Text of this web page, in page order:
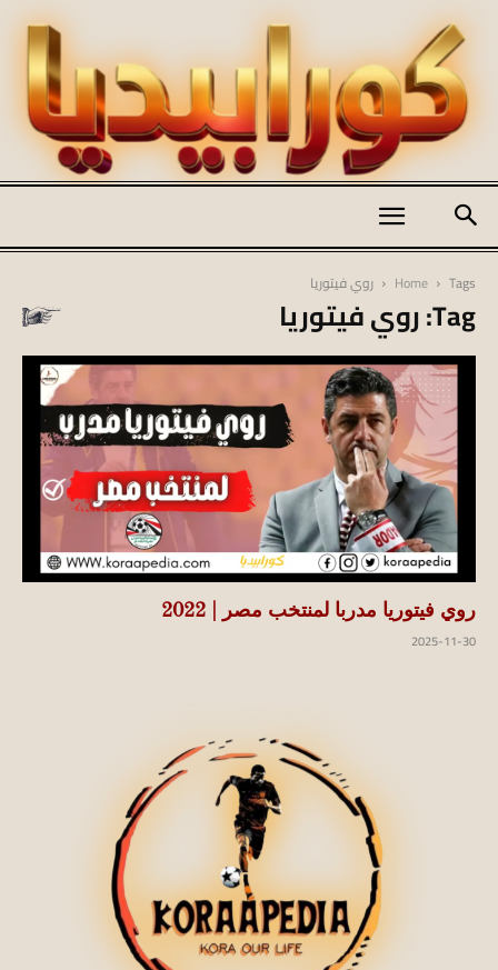
koraapedia
Home Tags روي فيتوريا
Tag: روي فيتوريا
روي فيتوريا مدربا لمنتخب مصر | 2022
2025-11-30